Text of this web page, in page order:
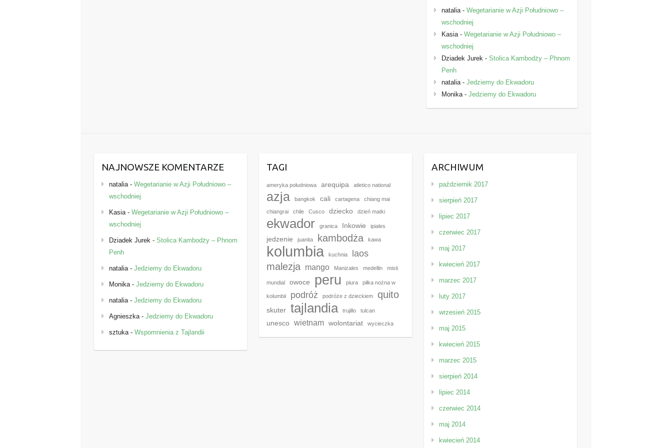
natalia- Wegetarianie w Azji Południowo –
wschodniej
Kasia- Wegetarianie w Azji Południowo –
wschodniej
Dziadek Jurek- Stolica Kambodży – Phnom
Penh
natalia- Jedziemy do Ekwadoru
Monika- Jedziemy do Ekwadoru
NAJNOWSZE KOMENTARZE
natalia-Wegetarianie w Azji Południowo –
wschodniej
Kasia-Wegetarianie w Azji Południowo –
wschodniej
Dziadek Jurek -Stolica Kambodży – Phnom
Penh
natalia-Jedziemy do Ekwadoru
Monika-Jedziemy do Ekwadoru
natalia-Jedziemy do Ekwadoru
Agnieszka-Jedziemy do Ekwadoru
sztuka-Wspomnienia z Tajlandii
TAGI
ameryka południowa arequipa atletico national
azja bangkok cali cartagena chiang mai
chiangrai chile Cusco dziecko dzień matki
ekwador granica Inkowie ipiales
jedzenie juanita kambodża kawa
kolumbia kuchnia laos
malezja mango Manizales medellin misti
mundial owoce peru piura piłka nożna w
kolumbii podróż podróże z dzieckiem quito
skuter tajlandia trujillo tulcan
unesco wietnam wolontariat wycieczka
ARCHIWUM
październik 2017
sierpień 2017
lipiec 2017
czerwiec 2017
maj 2017
kwiecień 2017
marzec 2017
luty 2017
wrzesień 2015
maj 2015
kwiecień 2015
marzec 2015
sierpień 2014
lipiec 2014
czerwiec 2014
maj 2014
kwiecień 2014